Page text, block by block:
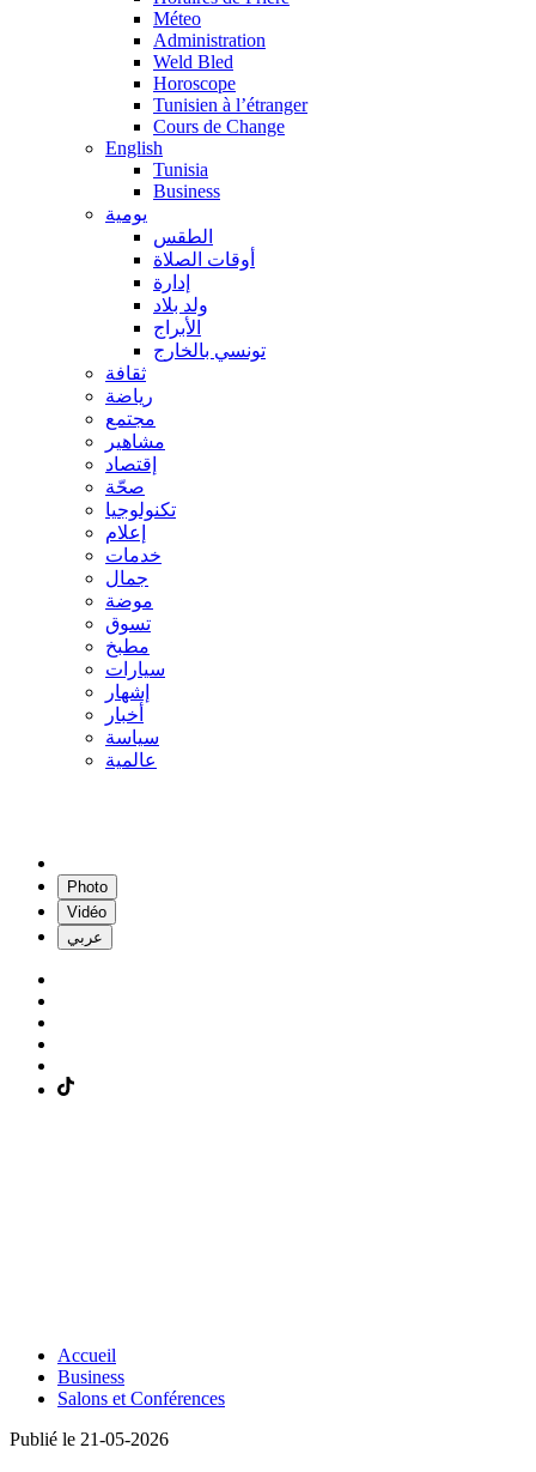
Méteo
Administration
Weld Bled
Horoscope
Tunisien à l’étranger
Cours de Change
English
Tunisia
Business
يومية
الطقس
أوقات الصلاة
إدارة
ولد بلاد
الأبراج
تونسي بالخارج
ثقافة
رياضة
مجتمع
مشاهير
إقتصاد
صحّة
تكنولوجيا
إعلام
خدمات
جمال
موضة
تسوق
مطبخ
سيارات
إشهار
أخبار
سياسة
عالمية
Photo
Vidéo
عربي
Accueil
Business
Salons et Conférences
Publié le 21-05-2026